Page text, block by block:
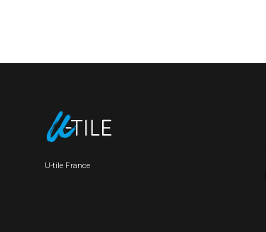
U-tile France